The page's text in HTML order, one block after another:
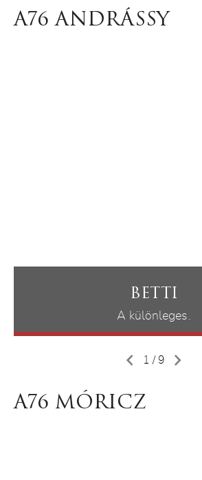
A76 ANDRÁSSY
BETTI
A különleges.
1 / 9
A76 MÓRICZ